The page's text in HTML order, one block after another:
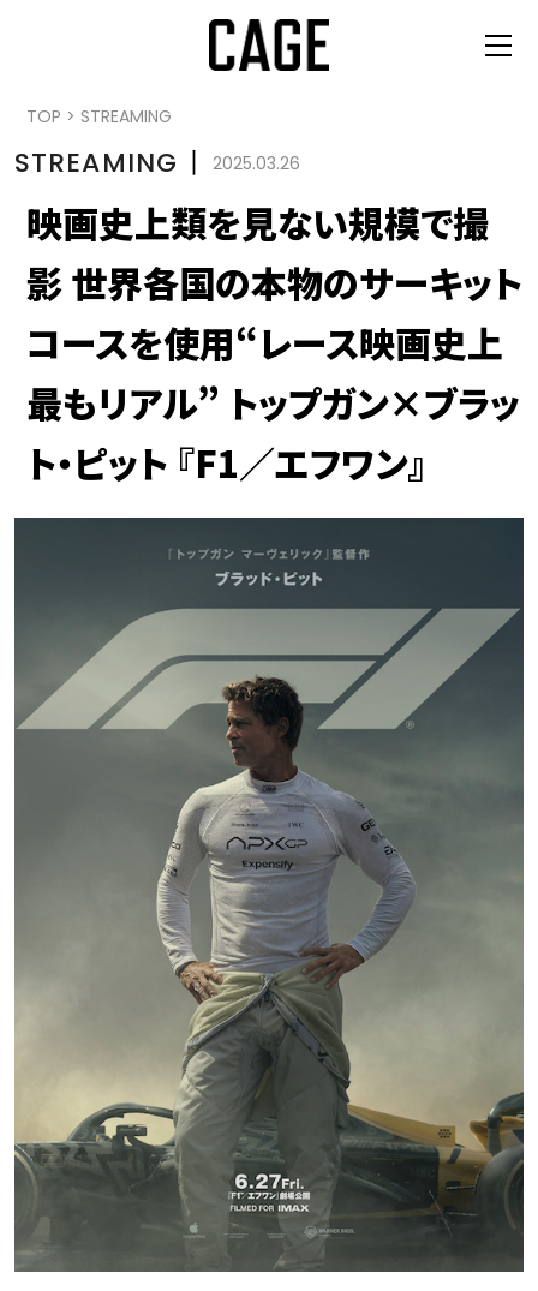
TOP > STREAMING
STREAMING 丨 2025.03.26
映画史上類を見ない規模で撮
影 世界各国の本物のサーキット
コースを使用“レース映画史上
最もリアル” トップガン×ブラッ
ト・ピット 『F1／エフワン』